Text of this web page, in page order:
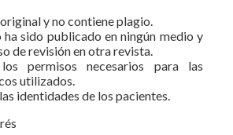
y no contiene plagio.
ha sido publicado en ningún medio y
de revisión en otra revista.
permisos necesarios para las
utilizados.
identidades de los pacientes.